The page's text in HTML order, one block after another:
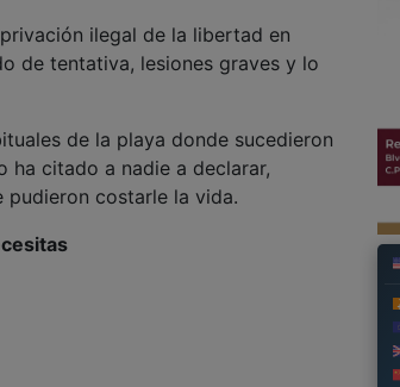
ilegal de la libertad en
de tentativa, lesiones graves y lo
de la playa donde sucedieron
ha citado a nadie a declarar,
pudieron costarle la vida.